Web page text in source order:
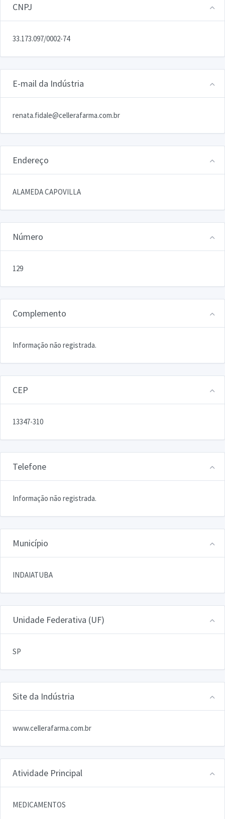
CNPJ
33.173.097/0002-74
E-mail da Indústria
renata.fidale@cellerafarma.com.br
Endereço
ALAMEDA CAPOVILLA
Número
129
Complemento
Informação não registrada.
CEP
13347-310
Telefone
Informação não registrada.
Município
INDAIATUBA
Unidade Federativa (UF)
SP
Site da Indústria
www.cellerafarma.com.br
Atividade Principal
MEDICAMENTOS